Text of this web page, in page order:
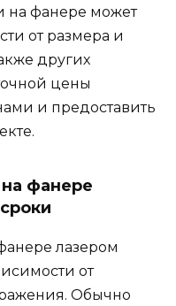
на фанере может
от размера и
других
цены
и предоставить
фанере
лазером
от
Обычно